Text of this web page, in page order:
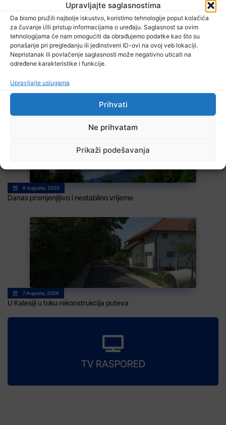
Upravljajte saglasnostima
Da bismo pružili najbolje iskustvo, koristimo tehnologije poput kolačića
za čuvanje i/ili pristup informacijama o uređaju. Saglasnost sa ovim
tehnologijama će nam omogućiti da obrađujemo podatke kao što su
ponašanje pri pregledanju ili jedinstveni ID-ovi na ovoj veb lokaciji.
Nepristanak ili povlačenje saglasnosti može negativno uticati na
određene karakteristike i funkcije.
Upravljajte uslugama
Prihvati
Ne prihvatam
Prikaži podešavanja
8 Augusta, 2026
BIHAMK: Pojačana frekvencija vozila
8 Augusta, 2026
Danas promjenjljivo i nestabilno vrijeme
7 Augusta, 2026
U Kalesiji u toku rekonstrukcija puteva
TV RASPORED